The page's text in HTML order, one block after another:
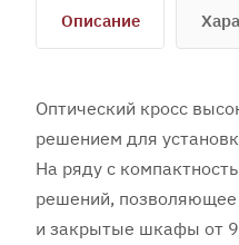
Описание
Оптический кросс
решением для
На ряду с
решений, позволяющее
и закрытые шкафы от